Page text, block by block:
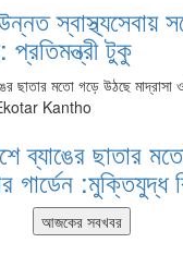
স্বাস্থ্যসেবায়
টুকু
ব্যাঙের ছাতার
গার্ডেন :মুক্তিযুদ্ধ